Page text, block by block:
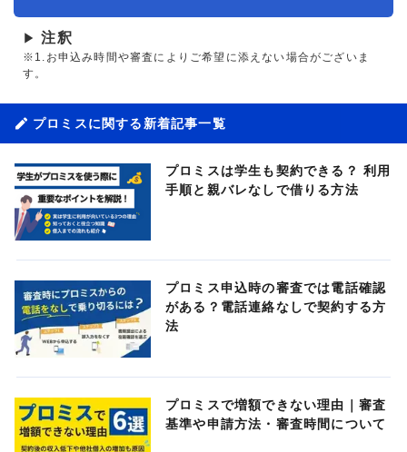
▶ 注釈
※1.お申込み時間や審査によりご希望に添えない場合がございま
す。
プロミスに関する新着記事一覧
プロミスは学生も契約できる？ 利用
手順と親バレなしで借りる方法
プロミス申込時の審査では電話確認
がある？電話連絡なしで契約する方
法
プロミスで増額できない理由｜審査
基準や申請方法・審査時間について